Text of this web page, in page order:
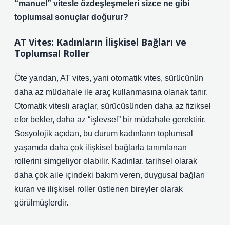
“manuel” vitesle özdeşleşmeleri sizce ne gibi
toplumsal sonuçlar doğurur?
AT Vites: Kadınların İlişkisel Bağları ve
Toplumsal Roller
Öte yandan, AT vites, yani otomatik vites, sürücünün
daha az müdahale ile araç kullanmasına olanak tanır.
Otomatik vitesli araçlar, sürücüsünden daha az fiziksel
efor bekler, daha az “işlevsel” bir müdahale gerektirir.
Sosyolojik açıdan, bu durum kadınların toplumsal
yaşamda daha çok ilişkisel bağlarla tanımlanan
rollerini simgeliyor olabilir. Kadınlar, tarihsel olarak
daha çok aile içindeki bakım veren, duygusal bağları
kuran ve ilişkisel roller üstlenen bireyler olarak
görülmüşlerdir.